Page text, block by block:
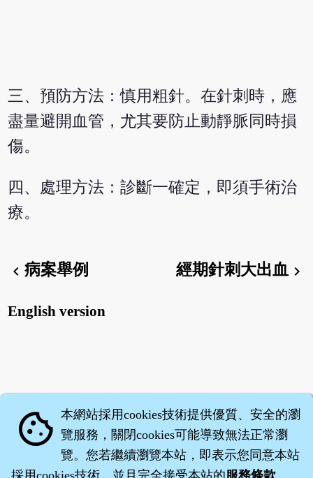
三、預防方法：慎用粗針。在針刺時，應
盡量避開血管，尤其要防止動靜脈同時損
傷。
四、處理方法：診斷一確定，即須手術治
療。
chevron_left病案舉例 經期針刺大出血chevron_right
English version
cookie 本網站採用cookies技術提供優質、安全的瀏
覽服務，關閉cookies可能導致無法正常瀏
覽。您若繼續瀏覽本站，即表示您同意本站
採用cookies技術，並且完全接受本站的服務條款